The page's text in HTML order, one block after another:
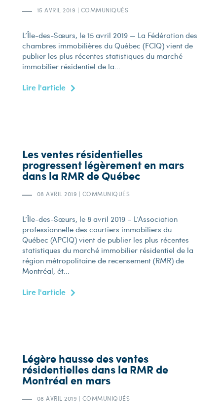
15 AVRIL 2019 | COMMUNIQUÉS
L’Île-des-Sœurs, le 15 avril 2019 — La Fédération des
chambres immobilières du Québec (FCIQ) vient de
publier les plus récentes statistiques du marché
immobilier résidentiel de la...
Lire l'article
Les ventes résidentielles
progressent légèrement en mars
dans la RMR de Québec
08 AVRIL 2019 | COMMUNIQUÉS
L’Île-des-Sœurs, le 8 avril 2019 – L’Association
professionnelle des courtiers immobiliers du
Québec (APCIQ) vient de publier les plus récentes
statistiques du marché immobilier résidentiel de la
région métropolitaine de recensement (RMR) de
Montréal, ét...
Lire l'article
Légère hausse des ventes
résidentielles dans la RMR de
Montréal en mars
08 AVRIL 2019 | COMMUNIQUÉS